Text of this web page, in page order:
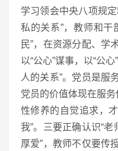
学习领会中央八项规
私的关系”，教师和干
民”，在资源分配、学
以“公心”谋事，以“公
人的关系”。党员是服
党员的价值体现在服务
性修养的自觉追求，
我”。三要正确认识“老
厚爱”，教师不仅要传